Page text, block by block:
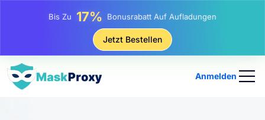
Bis Zu 25% Rabatt Auf Statische IP-Käufe
81% Rabatt Auf Rotierende IP Einkäufe
Jetzt Bestellen
Anmelden